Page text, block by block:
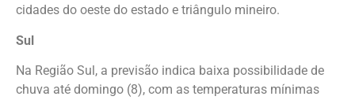
cidades do oeste do estado e triângulo mineiro.
Sul
Na Região Sul, a previsão indica baixa possibilidade de
chuva até domingo (8), com as temperaturas mínimas